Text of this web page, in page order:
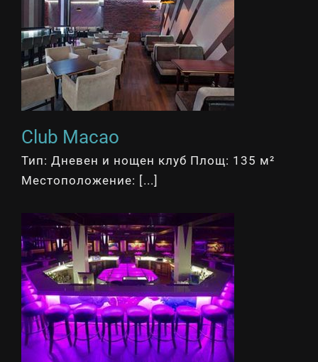
Club Macao
Тип: Дневен и нощен клуб Площ: 135 м²
Местоположение: [...]